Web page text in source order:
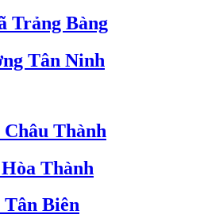
Trảng Bàng
Tân Ninh
Thành
Thành
Biên